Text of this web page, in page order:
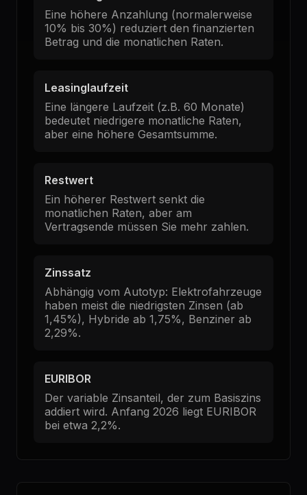
Eine höhere Anzahlung (normalerweise
10% bis 30%) reduziert den finanzierten
Betrag und die monatlichen Raten.
Leasinglaufzeit
Eine längere Laufzeit (z.B. 60 Monate)
bedeutet niedrigere monatliche Raten,
aber eine höhere Gesamtsumme.
Restwert
Ein höherer Restwert senkt die
monatlichen Raten, aber am
Vertragsende müssen Sie mehr zahlen.
Zinssatz
Abhängig vom Autotyp: Elektrofahrzeuge
haben meist die niedrigsten Zinsen (ab
1,45%), Hybride ab 1,75%, Benziner ab
2,29%.
EURIBOR
Der variable Zinsanteil, der zum Basiszins
addiert wird. Anfang 2026 liegt EURIBOR
bei etwa 2,2%.